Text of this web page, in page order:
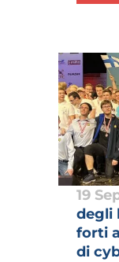
19
degli
forti
di